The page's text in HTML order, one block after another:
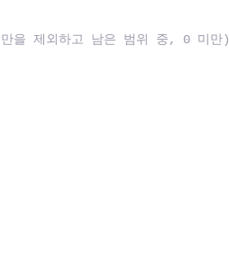
을 제외하고 남은 범위 중, 0 미만)